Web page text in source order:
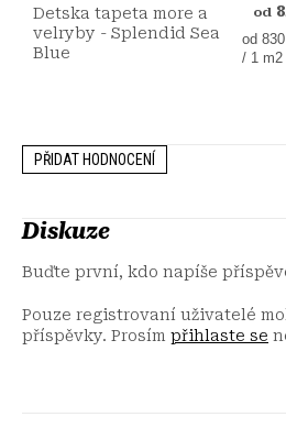
Detska tapeta more a
velryby - Splendid Sea
Blue
od
Měrná
cena:
od
/ 1 m2
PŘIDAT HODNOCENÍ
Diskuze
Buďte první, kdo napíše
Pouze registrovaní uživatelé
příspěvky. Prosím přihlaste se